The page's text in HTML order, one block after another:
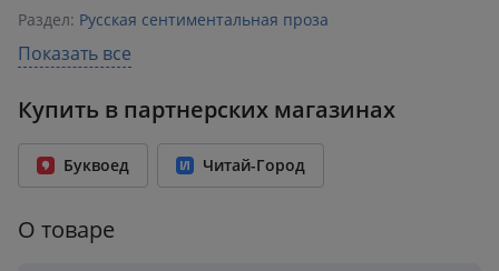
Раздел: Русская сентиментальная проза
Издательство:
Возрастное ограничение: 18+
Количество страниц: 320
Переплет: Твёрдый переплёт
Вес: 0.33 кг
Показать все
Купить в партнерских магазинах
Буквоед Читай-Город
О товаре